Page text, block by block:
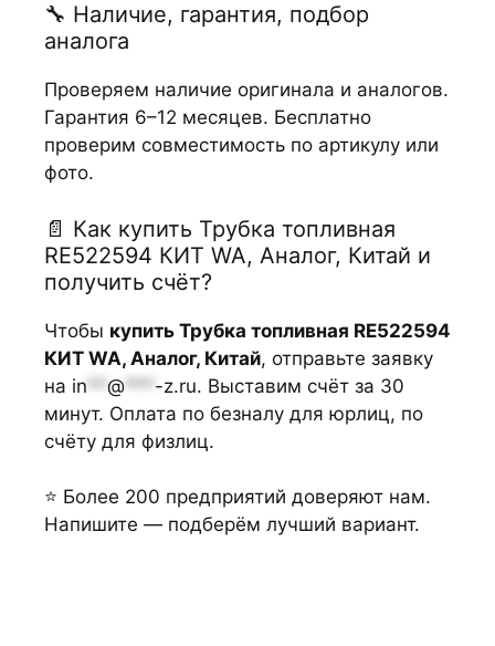
🔧 Наличие, гарантия, подбор
аналога
Проверяем наличие оригинала и аналогов.
Гарантия 6–12 месяцев. Бесплатно
проверим совместимость по артикулу или
фото.
📄 Как купить Трубка топливная
RE522594 КИТ WA, Аналог, Китай и
получить счёт?
Чтобы купить Трубка топливная RE522594
КИТ WA, Аналог, Китай, отправьте заявку
на in ** @ *** -z.ru. Выставим счёт за 30
минут. Оплата по безналу для юрлиц, по
счёту для физлиц.
⭐ Более 200 предприятий доверяют нам.
Напишите — подберём лучший вариант.